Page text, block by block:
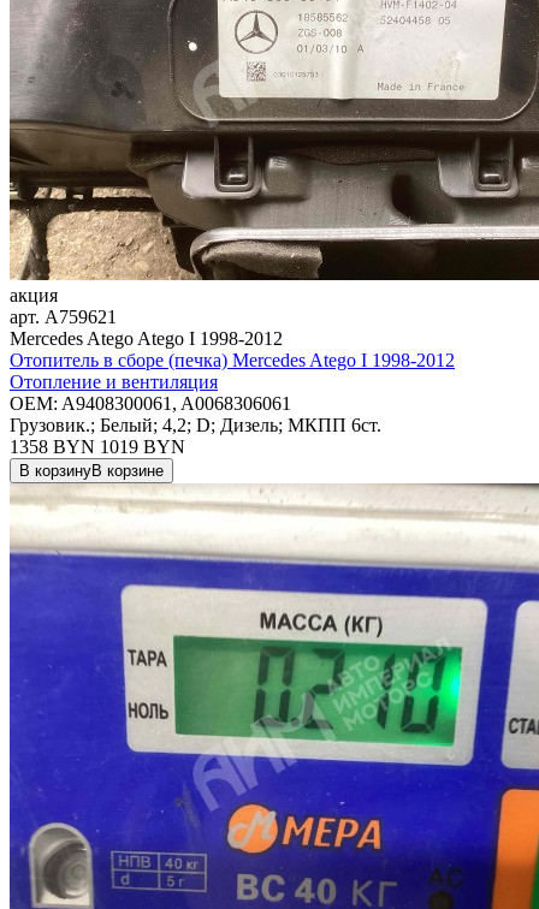
акция
арт. A759621
Mercedes Atego Atego I 1998-2012
Отопитель в сборе (печка) Mercedes Atego I 1998-2012
Отопление и вентиляция
OEM: A9408300061, A0068306061
Грузовик.; Белый; 4,2; D; Дизель; МКПП 6ст.
1358 BYN 1019 BYN
В корзинуВ корзине